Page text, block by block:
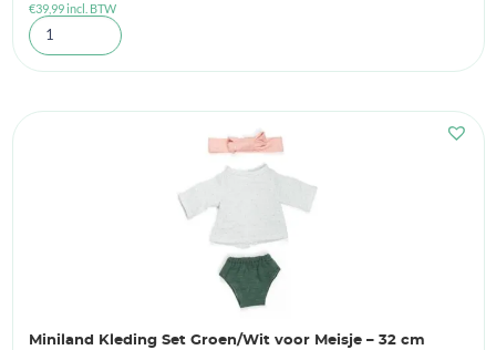
€39,99incl. BTW
Miniland Kleding Set Groen/Wit voor Meisje – 32 cm